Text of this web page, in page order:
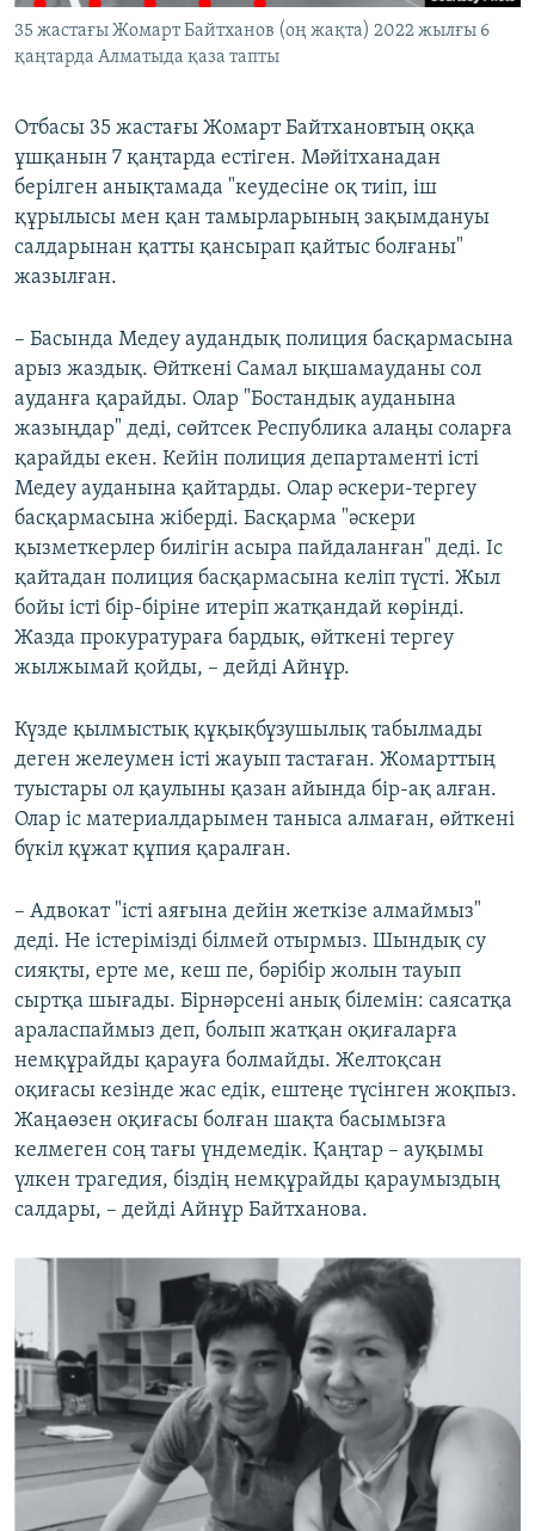
35 жастағы Жомарт Байтханов (оң жақта) 2022 жылғы 6
қаңтарда Алматыда қаза тапты
Отбасы 35 жастағы Жомарт Байтхановтың оққа
ұшқанын 7 қаңтарда естіген. Мәйітханадан
берілген анықтамада "кеудесіне оқ тиіп, іш
құрылысы мен қан тамырларының зақымдануы
салдарынан қатты қансырап қайтыс болғаны"
жазылған.
– Басында Медеу аудандық полиция басқармасына
арыз жаздық. Өйткені Самал ықшамауданы сол
ауданға қарайды. Олар "Бостандық ауданына
жазыңдар" деді, сөйтсек Республика алаңы соларға
қарайды екен. Кейін полиция департаменті істі
Медеу ауданына қайтарды. Олар әскери-тергеу
басқармасына жіберді. Басқарма "әскери
қызметкерлер билігін асыра пайдаланған" деді. Іс
қайтадан полиция басқармасына келіп түсті. Жыл
бойы істі бір-біріне итеріп жатқандай көрінді.
Жазда прокуратураға бардық, өйткені тергеу
жылжымай қойды, – дейді Айнұр.
Күзде қылмыстық құқықбұзушылық табылмады
деген желеумен істі жауып тастаған. Жомарттың
туыстары ол қаулыны қазан айында бір-ақ алған.
Олар іс материалдарымен таныса алмаған, өйткені
бүкіл құжат құпия қаралған.
– Адвокат "істі аяғына дейін жеткізе алмаймыз"
деді. Не істерімізді білмей отырмыз. Шындық су
сияқты, ерте ме, кеш пе, бәрібір жолын тауып
сыртқа шығады. Бірнәрсені анық білемін: саясатқа
араласпаймыз деп, болып жатқан оқиғаларға
немқұрайды қарауға болмайды. Желтоқсан
оқиғасы кезінде жас едік, ештеңе түсінген жоқпыз.
Жаңаөзен оқиғасы болған шақта басымызға
келмеген соң тағы үндемедік. Қаңтар – ауқымы
үлкен трагедия, біздің немқұрайды қараумыздың
салдары, – дейді Айнұр Байтханова.